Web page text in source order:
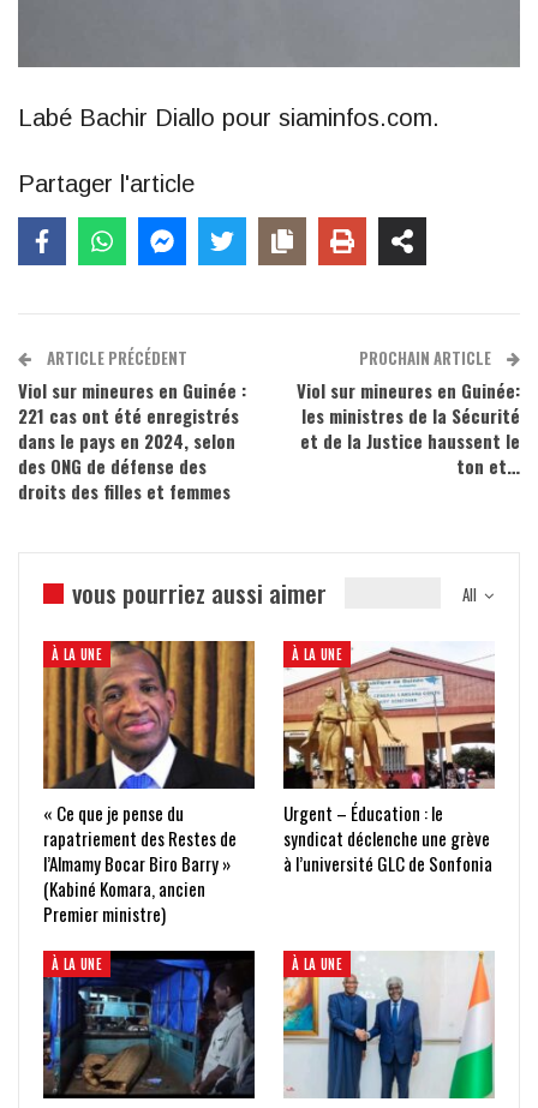
Labé Bachir Diallo pour siaminfos.com.
Partager l'article
ARTICLE PRÉCÉDENT
Viol sur mineures en Guinée :
221 cas ont été enregistrés
dans le pays en 2024, selon
des ONG de défense des
droits des filles et femmes
PROCHAIN ARTICLE
Viol sur mineures en Guinée:
les ministres de la Sécurité
et de la Justice haussent le
ton et…
All
vous pourriez aussi aimer
À LA UNE
« Ce que je pense du
rapatriement des Restes de
l’Almamy Bocar Biro Barry »
(Kabiné Komara, ancien
Premier ministre)
À LA UNE
Urgent – Éducation : le
syndicat déclenche une grève
à l’université GLC de Sonfonia
À LA UNE À LA UNE